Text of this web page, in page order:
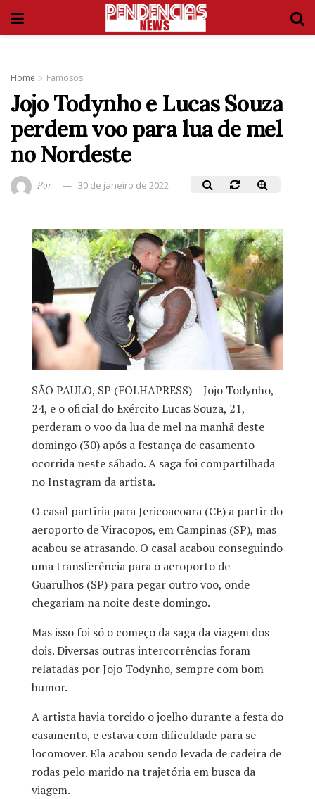
Home Famosos
Jojo Todynho e Lucas Souza
perdem voo para lua de mel
no Nordeste
Por 30 de janeiro de 2022
SÃO PAULO, SP (FOLHAPRESS) – Jojo Todynho,
24, e o oficial do Exército Lucas Souza, 21,
perderam o voo da lua de mel na manhã deste
domingo (30) após a festança de casamento
ocorrida neste sábado. A saga foi compartilhada
no Instagram da artista.
O casal partiria para Jericoacoara (CE) a partir do
aeroporto de Viracopos, em Campinas (SP), mas
acabou se atrasando. O casal acabou conseguindo
uma transferência para o aeroporto de
Guarulhos (SP) para pegar outro voo, onde
chegariam na noite deste domingo.
Mas isso foi só o começo da saga da viagem dos
dois. Diversas outras intercorrências foram
relatadas por Jojo Todynho, sempre com bom
humor.
A artista havia torcido o joelho durante a festa do
casamento, e estava com dificuldade para se
locomover. Ela acabou sendo levada de cadeira de
rodas pelo marido na trajetória em busca da
viagem.